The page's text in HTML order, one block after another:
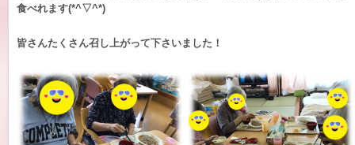
食べれます(*^▽^*)
皆さんたくさん召し上がって下さいました！